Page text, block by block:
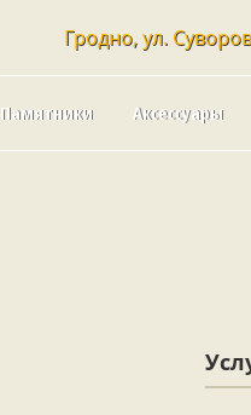
Гродно, ул.
Памятники Аксессуары